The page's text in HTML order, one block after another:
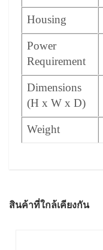
Housing
Power
Requirement
Dimensions
(H x W x D)
Weight
สินค้าที่ใกล้เคียงกัน